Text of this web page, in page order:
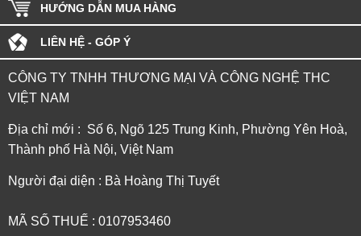
HƯỚNG DẪN MUA HÀNG
LIÊN HỆ - GÓP Ý
CÔNG TY TNHH THƯƠNG MẠI VÀ CÔNG NGHỆ THC
VIỆT NAM
Địa chỉ mới : Số 6, Ngõ 125 Trung Kinh, Phường Yên Hoà,
Thành phố Hà Nội, Việt Nam
Người đại diện : Bà Hoàng Thị Tuyết
MÃ SỐ THUẾ : 0107953460